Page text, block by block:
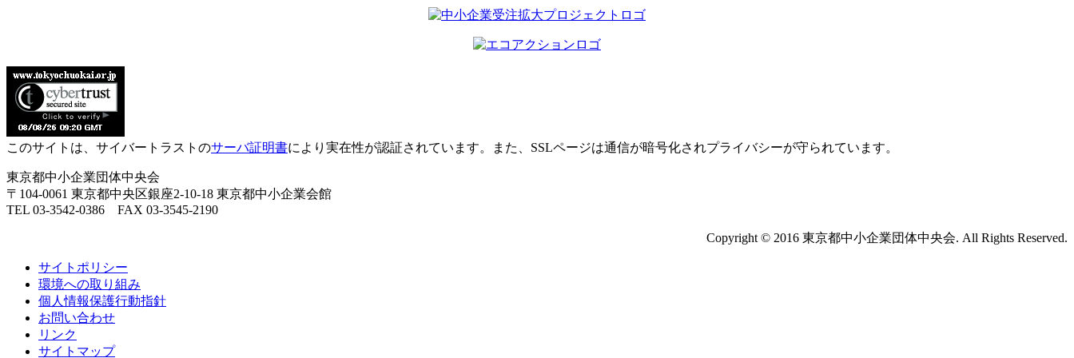
このサイトは、サイバートラストのサーバ証明書により実在性が認証されています。また、SSLページは通信が暗号化されプライバシーが守られています。
東京都中小企業団体中央会
〒104-0061 東京都中央区銀座2-10-18 東京都中小企業会館
TEL 03-3542-0386 FAX 03-3545-2190
Copyright © 2016 東京都中小企業団体中央会. All Rights Reserved.
サイトポリシー
環境への取り組み
個人情報保護行動指針
お問い合わせ
リンク
サイトマップ